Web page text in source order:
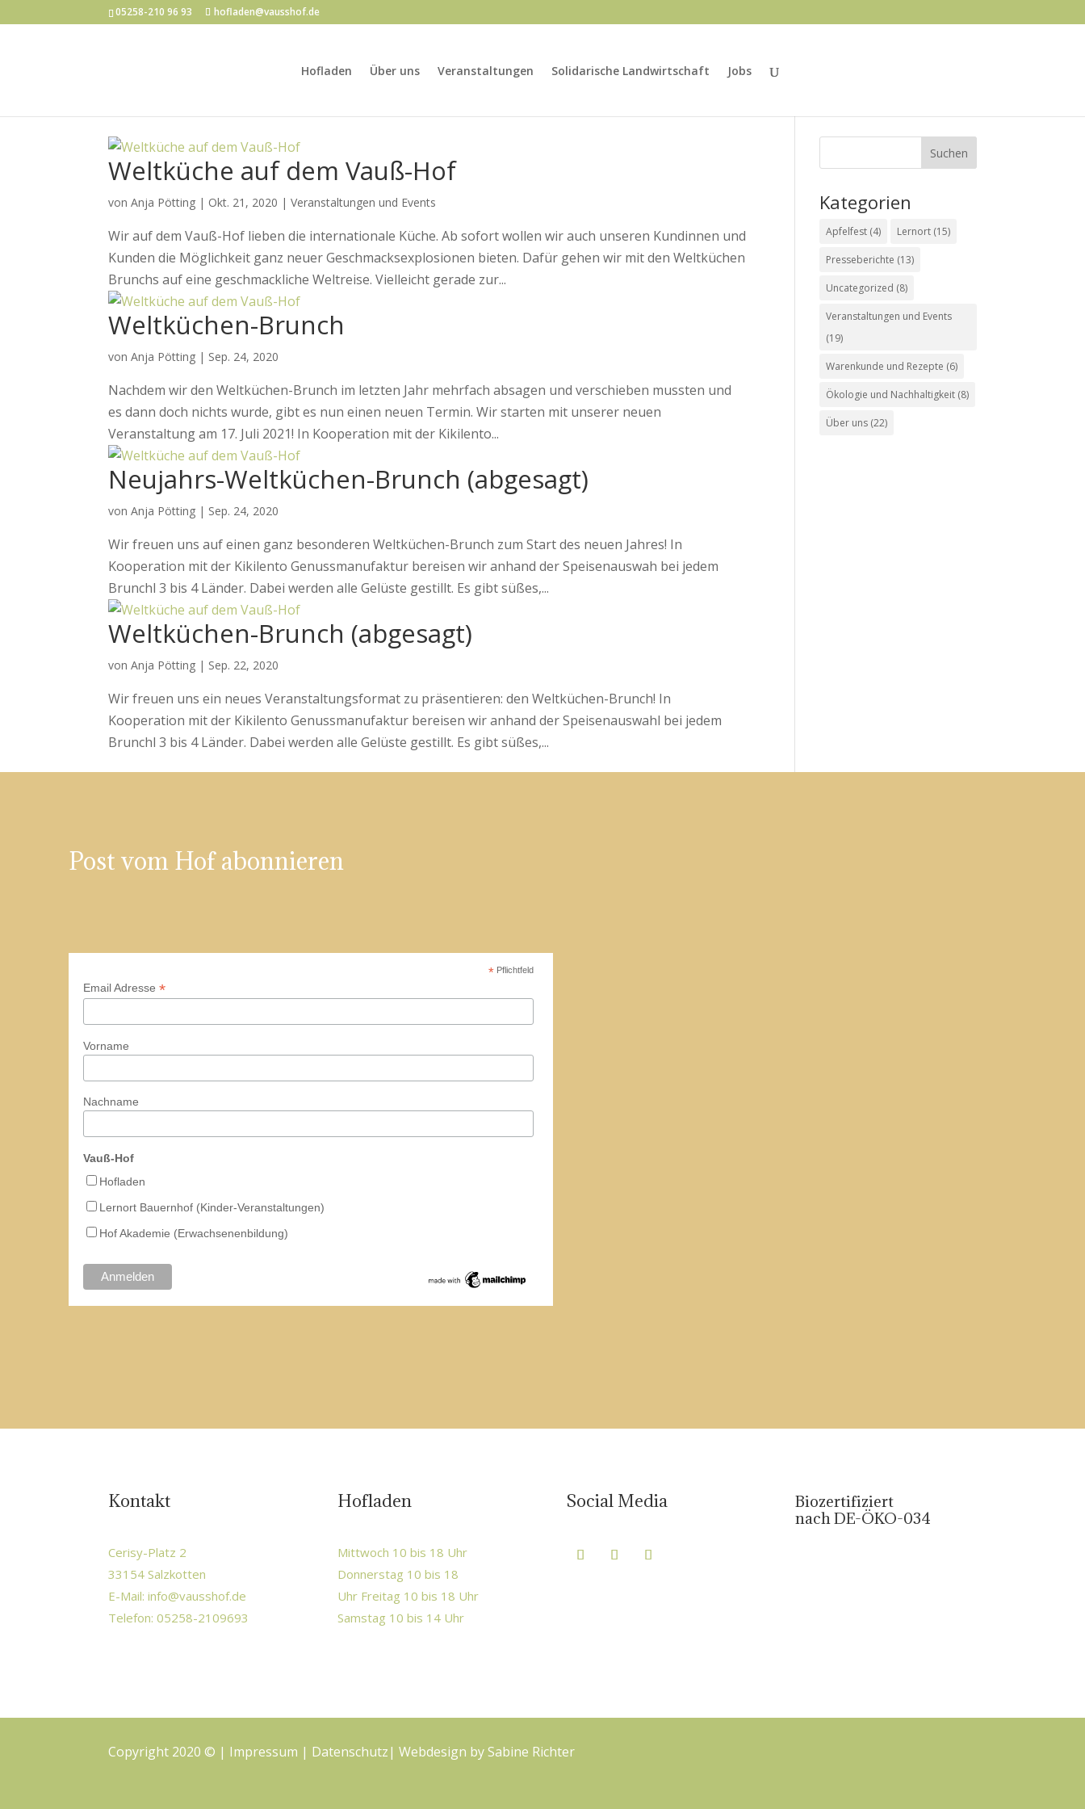
05258-210 96 93 hofladen@vausshof.de
Hofladen Über uns Veranstaltungen Solidarische Landwirtschaft Jobs
Weltküche auf dem Vauß-Hof
vonAnja Pötting | Okt. 21, 2020 |Veranstaltungen und Events
Wir auf dem Vauß-Hof lieben die internationale Küche. Ab sofort wollen wir auch unseren Kundinnen und
Kunden die Möglichkeit ganz neuer Geschmacksexplosionen bieten. Dafür gehen wir mit den Weltküchen
Brunchs auf eine geschmackliche Weltreise. Vielleicht gerade zur...
Weltküchen-Brunch
vonAnja Pötting | Sep. 24, 2020
Nachdem wir den Weltküchen-Brunch im letzten Jahr mehrfach absagen und verschieben mussten und
es dann doch nichts wurde, gibt es nun einen neuen Termin. Wir starten mit unserer neuen
Veranstaltung am 17. Juli 2021! In Kooperation mit der Kikilento...
Neujahrs-Weltküchen-Brunch (abgesagt)
vonAnja Pötting | Sep. 24, 2020
Wir freuen uns auf einen ganz besonderen Weltküchen-Brunch zum Start des neuen Jahres! In
Kooperation mit der Kikilento Genussmanufaktur bereisen wir anhand der Speisenauswah bei jedem
Brunchl 3 bis 4 Länder. Dabei werden alle Gelüste gestillt. Es gibt süßes,...
Weltküchen-Brunch (abgesagt)
vonAnja Pötting | Sep. 22, 2020
Wir freuen uns ein neues Veranstaltungsformat zu präsentieren: den Weltküchen-Brunch! In
Kooperation mit der Kikilento Genussmanufaktur bereisen wir anhand der Speisenauswahl bei jedem
Brunchl 3 bis 4 Länder. Dabei werden alle Gelüste gestillt. Es gibt süßes,...
Kategorien
Apfelfest (4) Lernort (15)
Presseberichte (13)
Uncategorized (8)
Veranstaltungen und Events
(19)
Warenkunde und Rezepte (6)
Ökologie und Nachhaltigkeit (8)
Über uns (22)
Post vom Hof abonnieren
* Pflichtfeld
Email Adresse *
Vorname
Nachname
Vauß-Hof
Hofladen
Lernort Bauernhof (Kinder-Veranstaltungen)
Hof Akademie (Erwachsenenbildung)
Kontakt
Cerisy-Platz 2
33154 Salzkotten
E-Mail:info@vausshof.de
Telefon: 05258-2109693
Hofladen
Mittwoch 10 bis 18 Uhr
Donnerstag 10 bis 18
Uhr Freitag 10 bis 18 Uhr
Samstag 10 bis 14 Uhr
Social Media
Biozertifiziert
nach DE-ÖKO-034
Copyright 2020 © | Impressum | Datenschutz| Webdesign bySabine Richter